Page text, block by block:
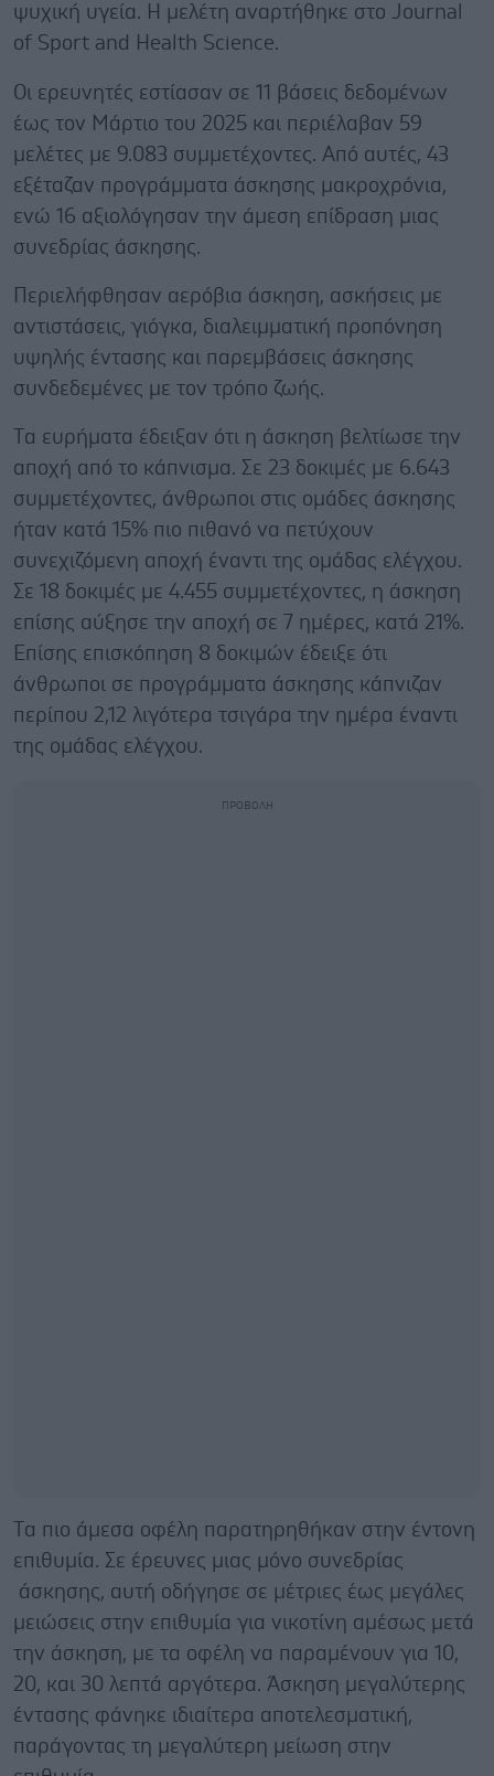
ψυχική υγεία. Η μελέτη αναρτήθηκε στο Journal
of Sport and Health Science.
Οι ερευνητές εστίασαν σε 11 βάσεις δεδομένων
έως τον Μάρτιο του 2025 και περιέλαβαν 59
μελέτες με 9.083 συμμετέχοντες. Από αυτές, 43
εξέταζαν προγράμματα άσκησης μακροχρόνια,
ενώ 16 αξιολόγησαν την άμεση επίδραση μιας
συνεδρίας άσκησης.
Περιελήφθησαν αερόβια άσκηση, ασκήσεις με
αντιστάσεις, γιόγκα, διαλειμματική προπόνηση
υψηλής έντασης και παρεμβάσεις άσκησης
συνδεδεμένες με τον τρόπο ζωής.
Tα ευρήματα έδειξαν ότι η άσκηση βελτίωσε την
αποχή από το κάπνισμα. Σε 23 δοκιμές με 6.643
συμμετέχοντες, άνθρωποι στις ομάδες άσκησης
ήταν κατά 15% πιο πιθανό να πετύχουν
συνεχιζόμενη αποχή έναντι της ομάδας ελέγχου.
Σε 18 δοκιμές με 4.455 συμμετέχοντες, η άσκηση
επίσης αύξησε την αποχή σε 7 ημέρες, κατά 21%.
Επίσης επισκόπηση 8 δοκιμών έδειξε ότι
άνθρωποι σε προγράμματα άσκησης κάπνιζαν
περίπου 2,12 λιγότερα τσιγάρα την ημέρα έναντι
της ομάδας ελέγχου.
Tα πιο άμεσα οφέλη παρατηρηθήκαν στην έντονη
επιθυμία. Σε έρευνες μιας μόνο συνεδρίας
άσκησης, αυτή οδήγησε σε μέτριες έως μεγάλες
μειώσεις στην επιθυμία για νικοτίνη αμέσως μετά
την άσκηση, με τα οφέλη να παραμένουν για 10,
20, και 30 λεπτά αργότερα. Άσκηση μεγαλύτερης
έντασης φάνηκε ιδιαίτερα αποτελεσματική,
παράγοντας τη μεγαλύτερη μείωση στην